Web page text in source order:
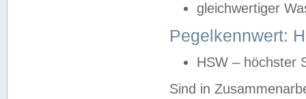
gleichwertiger
Pegelkennwert:
HSW – höchster
Sind in